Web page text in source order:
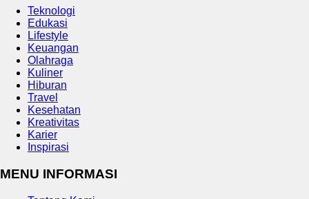
Teknologi
Edukasi
Lifestyle
Keuangan
Olahraga
Kuliner
Hiburan
Travel
Kesehatan
Kreativitas
Karier
Inspirasi
MENU INFORMASI